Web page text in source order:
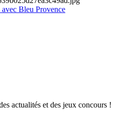
Bleu Provence
actualités et des jeux concours !